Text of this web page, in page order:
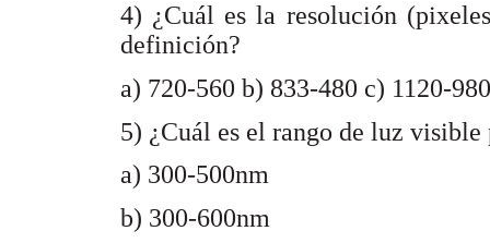
4) ¿Cuál es la resolución
definición?
a) 720-560 b) 833-480 c) 1120-
5) ¿Cuál es el rango de luz
a) 300-500nm
b) 300-600nm